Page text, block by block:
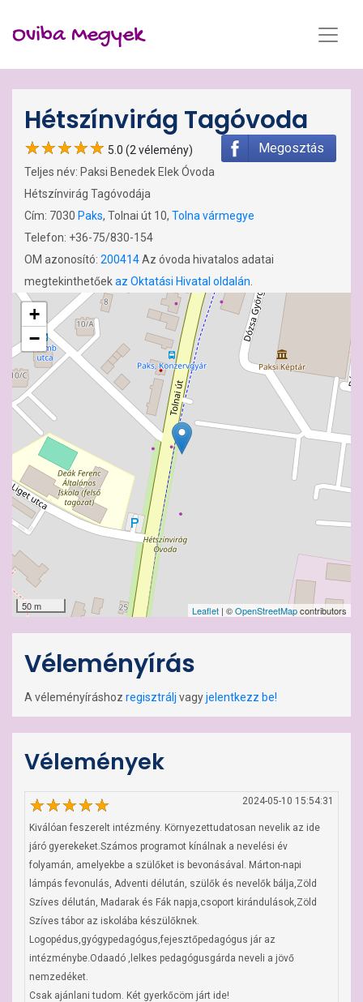
Oviba Megyek
Hétszínvirág Tagóvoda
Megosztás
5.0 (2 vélemény)
Teljes név: Paksi Benedek Elek Óvoda
Hétszínvirág Tagóvodája
Cím: 7030 Paks, Tolnai út 10, Tolna vármegye
Telefon: +36-75/830-154
OM azonosító: 200414Az óvoda hivatalos adatai
megtekinthetőekaz Oktatási Hivatal oldalán
+
−
50 m Leaflet | ©OpenStreetMapcontributors
Véleményírás
A véleményíráshoz regisztrálj vagyjelentkezz be!
Vélemények
2024-05-10 15:54:31
Kiválóan feszerelt intézmény. Környezettudatosan nevelik az ide
járó gyerekeket.Számos programot kínálnak a nevelési év
folyamán, amelyekbe a szülőket is bevonásával. Márton-napi
lámpás fevonulás, Adventi délután, szülők és nevelők bálja,Zöld
Szíves délután, Madarak és Fák napja,csoport kirándulások,Zöld
Szíves tábor az iskolába készülőknek.
Logopédus,gyógypedagógus,fejesztőpedagógus jár az
intézménybe.Odaadó ,lelkes pedagógusgárda neveli a jövő
nemzedéket.
Csak ajánlani tudom. Két gyerkőcöm járt ide!